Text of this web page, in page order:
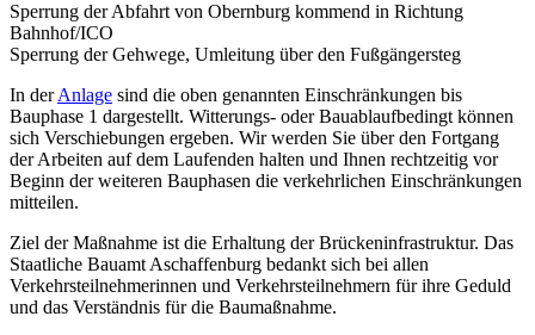
Sperrung der Abfahrt von Obernburg kommend in Richtung
Bahnhof/ICO
Sperrung der Gehwege, Umleitung über den Fußgängersteg
In derAnlage sind die oben genannten Einschränkungen bis
Bauphase 1 dargestellt. Witterungs- oder Bauablaufbedingt können
sich Verschiebungen ergeben. Wir werden Sie über den Fortgang
der Arbeiten auf dem Laufenden halten und Ihnen rechtzeitig vor
Beginn der weiteren Bauphasen die verkehrlichen Einschränkungen
mitteilen.
Ziel der Maßnahme ist die Erhaltung der Brückeninfrastruktur. Das
Staatliche Bauamt Aschaffenburg bedankt sich bei allen
Verkehrsteilnehmerinnen und Verkehrsteilnehmern für ihre Geduld
und das Verständnis für die Baumaßnahme.